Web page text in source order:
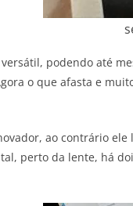
podendo até
o que afasta e
ao contrário
perto da lente, há